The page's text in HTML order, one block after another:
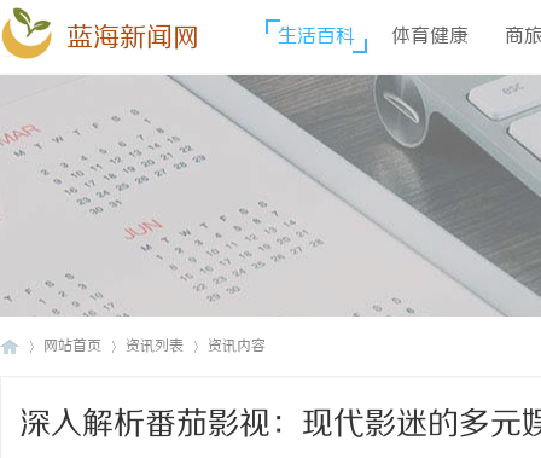
蓝海新闻网 生活百科 体育健康 商
网站首页 资讯列表 资讯内容
深入解析番茄影视：现代影迷的多元